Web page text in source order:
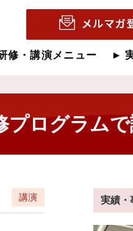
修・講演メニュー
プログラム
講演 実績・